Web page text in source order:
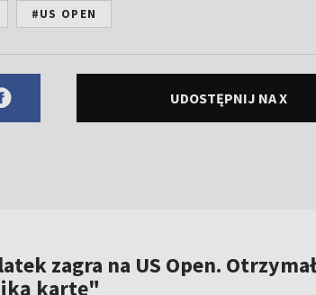
#US OPEN
UDOSTĘPNIJ NA X
zagra na US Open. Otrzymał
kartę"